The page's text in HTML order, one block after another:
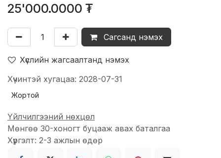
25'000.0000 ₮
Сагсанд нэмэх
Хүслийн жагсаалтанд нэмэх
Хүчинтэй хугацаа: 2028-07-31
Жортой
Үйлчилгээний нөхцөл
Мөнгөө 30-хоногт буцааж авах баталгаа
Хүргэлт: 2-3 ажлын өдөр